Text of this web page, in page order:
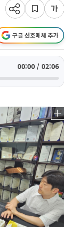
구글 선호매체 추가
00:00 / 02:06